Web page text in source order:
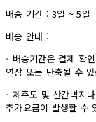
배송 기간 : 3일 ~ 5일
배송 안내 :
- 배송기간은 결제 확
연장 또는 단축될 수
- 제주도 및 산간벽지
추가요금이 발생할 수